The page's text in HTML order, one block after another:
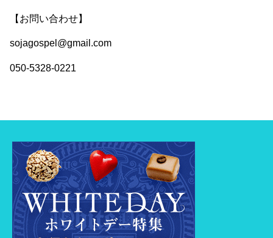
【お問い合わせ】
sojagospel@gmail.com
050-5328-0221